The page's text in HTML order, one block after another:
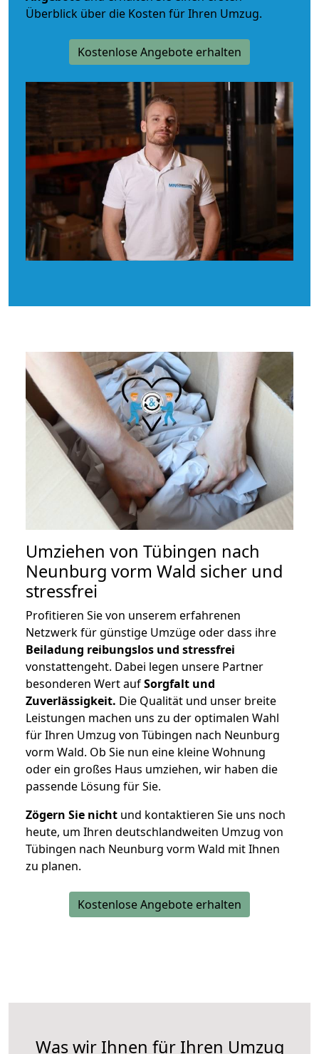
Überblick über die Kosten für Ihren Umzug.
Kostenlose Angebote erhalten
Umziehen von Tübingen nach
Neunburg vorm Wald sicher und
stressfrei
Profitieren Sie von unserem erfahrenen
Netzwerk für günstige Umzüge oder dass ihre
Beiladung reibungslos und stressfrei
vonstattengeht. Dabei legen unsere Partner
besonderen Wert aufSorgfalt und
Zuverlässigkeit. Die Qualität und unser breite
Leistungen machen uns zu der optimalen Wahl
für Ihren Umzug von Tübingen nach Neunburg
vorm Wald. Ob Sie nun eine kleine Wohnung
oder ein großes Haus umziehen, wir haben die
passende Lösung für Sie.
Zögern Sie nicht und kontaktieren Sie uns noch
heute, um Ihren deutschlandweiten Umzug von
Tübingen nach Neunburg vorm Wald mit Ihnen
zu planen.
Kostenlose Angebote erhalten
Was wir Ihnen für Ihren Umzug